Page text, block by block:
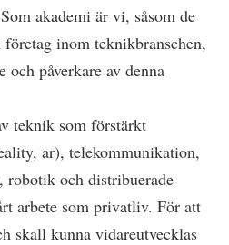
akademi är vi, såsom de
inom teknikbranschen,
och påverkare av denna
teknik som förstärkt
ar), telekommunikation,
och distribuerade
arbete som privatliv. För att
skall kunna vidareutvecklas